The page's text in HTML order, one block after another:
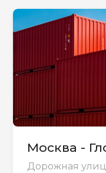
Москва -
Дорожная